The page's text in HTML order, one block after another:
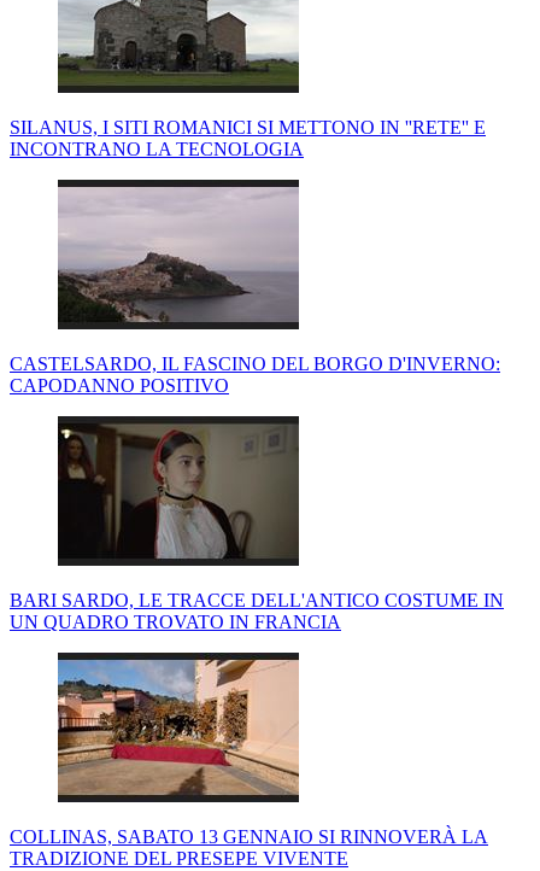
SILANUS, I SITI ROMANICI SI METTONO IN ''RETE'' E
INCONTRANO LA TECNOLOGIA
CASTELSARDO, IL FASCINO DEL BORGO D'INVERNO:
CAPODANNO POSITIVO
BARI SARDO, LE TRACCE DELL'ANTICO COSTUME IN
UN QUADRO TROVATO IN FRANCIA
COLLINAS, SABATO 13 GENNAIO SI RINNOVERÀ LA
TRADIZIONE DEL PRESEPE VIVENTE